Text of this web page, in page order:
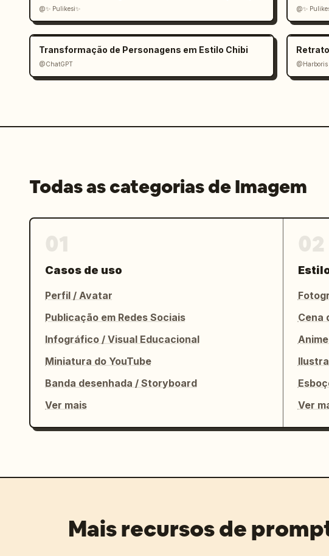
@✨ Pulikesi✨ @✨
Transformação de Personagens em Estilo Chibi
@ChatGPT @Harboris
Todas as categorias de Imagem
Casos de uso
Perfil / Avatar
Publicação em Redes Sociais
Infográfico / Visual Educacional
Miniatura do YouTube
Banda desenhada / Storyboard
Ver mais
Cena
Ver
Mais recursos de